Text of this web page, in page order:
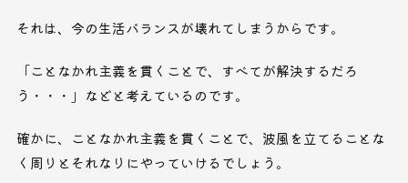
それは、今の生活バランスが壊れてしまうからです。
「ことなかれ主義を貫くことで、すべてが解決するだろ
う・・・」などと考えているのです。
確かに、ことなかれ主義を貫くことで、波風を立てることな
く周りとそれなりにやっていけるでしょう。